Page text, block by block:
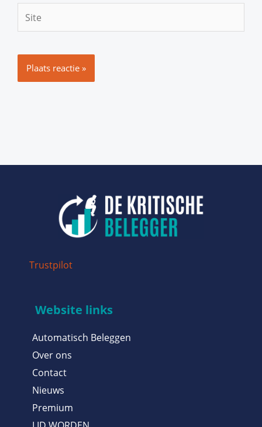
Site
Trustpilot
Website links
Automatisch Beleggen
Over ons
Contact
Nieuws
Premium